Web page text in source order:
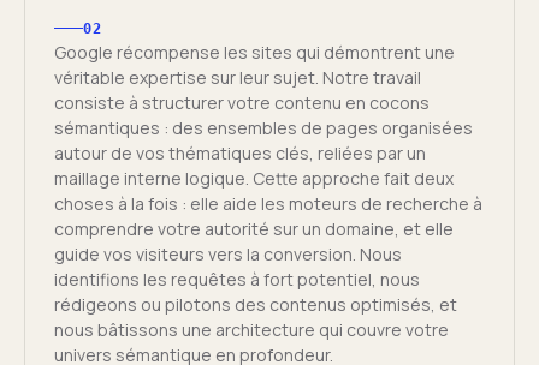
02
Google récompense les sites qui démontrent une
véritable expertise sur leur sujet. Notre travail
consiste à structurer votre contenu en cocons
sémantiques : des ensembles de pages organisées
autour de vos thématiques clés, reliées par un
maillage interne logique. Cette approche fait deux
choses à la fois : elle aide les moteurs de recherche à
comprendre votre autorité sur un domaine, et elle
guide vos visiteurs vers la conversion. Nous
identifions les requêtes à fort potentiel, nous
rédigeons ou pilotons des contenus optimisés, et
nous bâtissons une architecture qui couvre votre
univers sémantique en profondeur.